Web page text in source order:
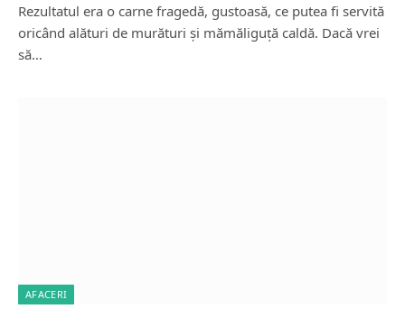
Rezultatul era o carne fragedă, gustoasă, ce putea fi servită
oricând alături de murături și mămăliguță caldă. Dacă vrei
să…
AFACERI